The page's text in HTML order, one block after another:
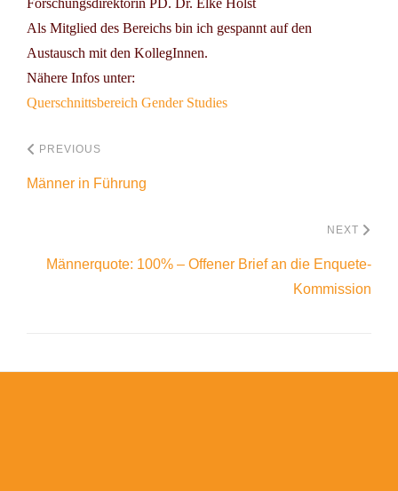
Forschungsdirektorin PD. Dr. Elke Holst
Als Mitglied des Bereichs bin ich gespannt auf den
Austausch mit den KollegInnen.
Nähere Infos unter:
Querschnittsbereich Gender Studies
PREVIOUS
Männer in Führung
NEXT
Männerquote: 100% – Offener Brief an die Enquete-
Kommission